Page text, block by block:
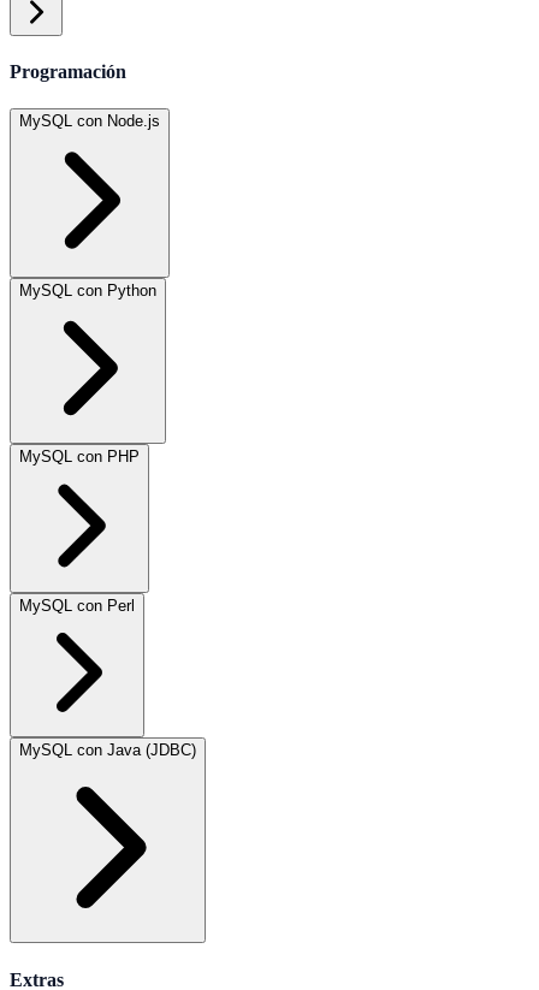
Programación
MySQL con Node.js
MySQL con Python
MySQL con PHP
MySQL con Perl
MySQL con Java (JDBC)
Extras